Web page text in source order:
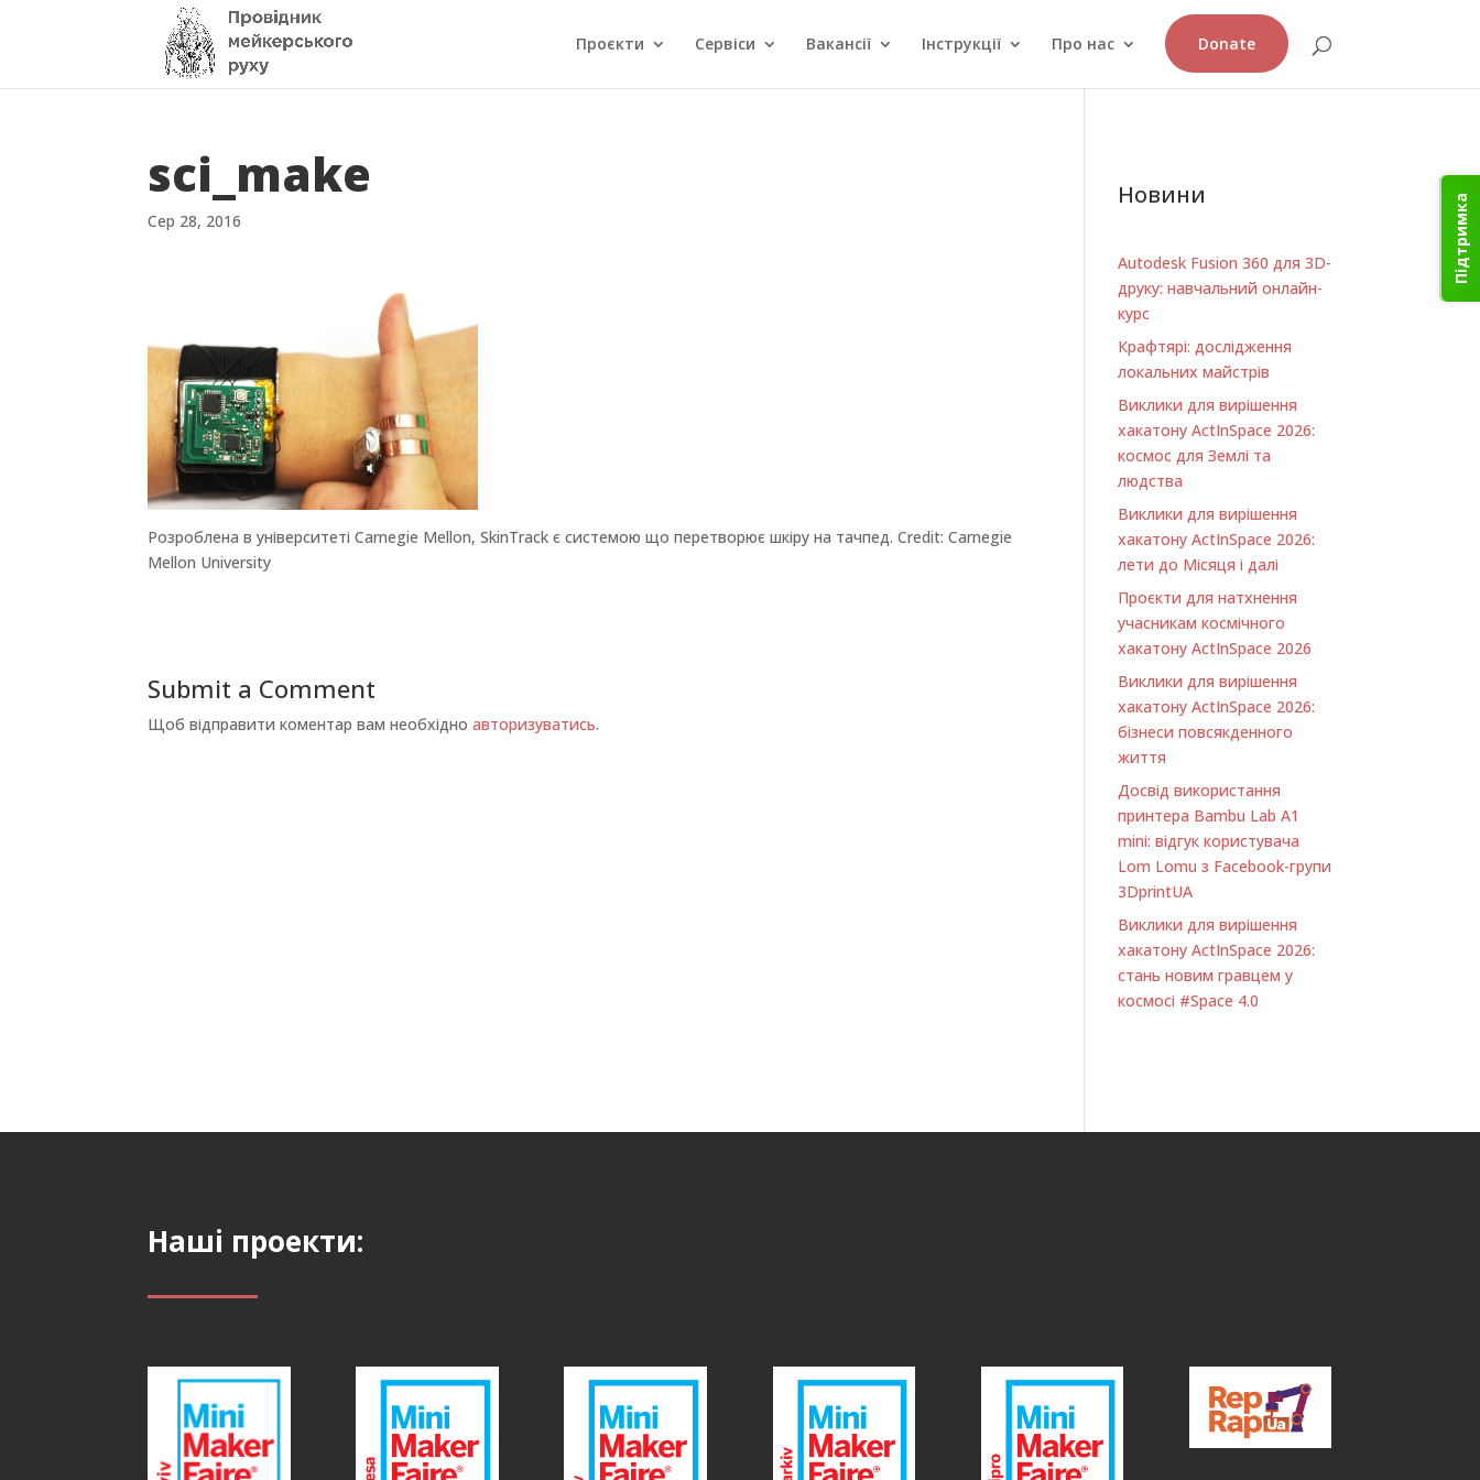
Підтримка
Проєкти Сервіси Вакансії Інструкції Про нас Donate
sci_make
Сер 28, 2016
Розроблена в університеті Carnegie Mellon, SkinTrack є системою що перетворює шкіру на тачпед. Credit: Carnegie
Mellon University
Submit a Comment
Щоб відправити коментар вам необхідноавторизуватись.
Новини
Autodesk Fusion 360 для 3D-
друку: навчальний онлайн-
курс
Крафтярі: дослідження
локальних майстрів
Виклики для вирішення
хакатону ActInSpace 2026:
космос для Землі та
людства
Виклики для вирішення
хакатону ActInSpace 2026:
лети до Місяця і далі
Проєкти для натхнення
учасникам космічного
хакатону ActInSpace 2026
Виклики для вирішення
хакатону ActInSpace 2026:
бізнеси повсякденного
життя
Досвід використання
принтера Bambu Lab A1
minі: відгук користувача
Lom Lomu з Facebook-групи
3DprintUA
Виклики для вирішення
хакатону ActInSpace 2026:
стань новим гравцем у
космосі #Space 4.0
Наші проекти: